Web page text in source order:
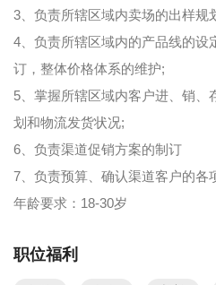
3、负责所辖区域内卖场的出样规
4、负责所辖区域内的产品线的设
订，整体价格体系的维护;
5、掌握所辖区域内客户进、销、
划和物流发货状况;
6、负责渠道促销方案的制订
7、负责预算、确认渠道客户的各
年龄要求：18-30岁
职位福利